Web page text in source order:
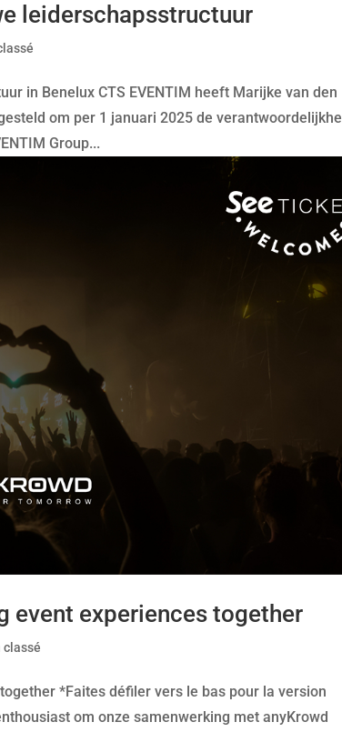
leiderschapsstructuur
in Benelux CTS EVENTIM heeft Marijke van den
om per 1 januari 2025 de
Group...
event experiences together
classé
*Faites défiler vers le bas pour la version
om onze samenwerking met anyKrowd